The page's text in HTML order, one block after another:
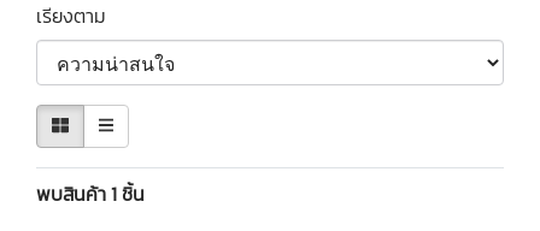
เรียงตาม
พบสินค้า 1 ชิ้น